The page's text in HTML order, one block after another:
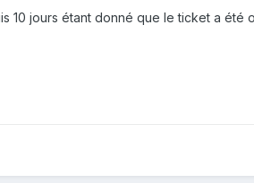
10 jours étant donné que le ticket a été